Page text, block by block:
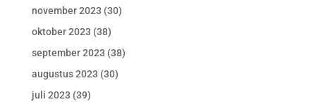
november 2023 (30)
oktober 2023 (38)
september 2023 (38)
augustus 2023 (30)
juli 2023 (39)